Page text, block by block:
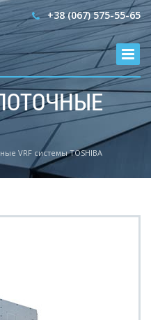
+38 (067) 575-55-65
VRF системы TOSHIBA